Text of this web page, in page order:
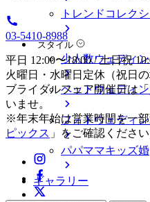
トレンドコレク
スタイル
少人数ウェディ
ペットウェディ
フォトウェディ
パパママキッズ婚
ギャラリー
03-5410-8988
平日 12:00〜18:00 / 土日祝
火曜日・水曜日定休（祝日の
ブライダルフェア開催日は「
いませ。
※年末年始は営業時間を一
ピックス 」をご確認ください